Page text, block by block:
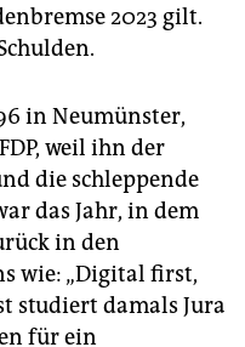
2023 gilt.
in Neumünster,
weil ihn der
die schleppende
das Jahr, in dem
in den
wie: „Digital first,
studiert damals Jura
für ein